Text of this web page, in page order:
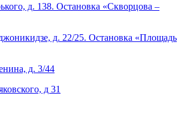
д. 138. Остановка «Скворцова –
д. 22/25. Остановка «Площадь
д. 3/44
д 31